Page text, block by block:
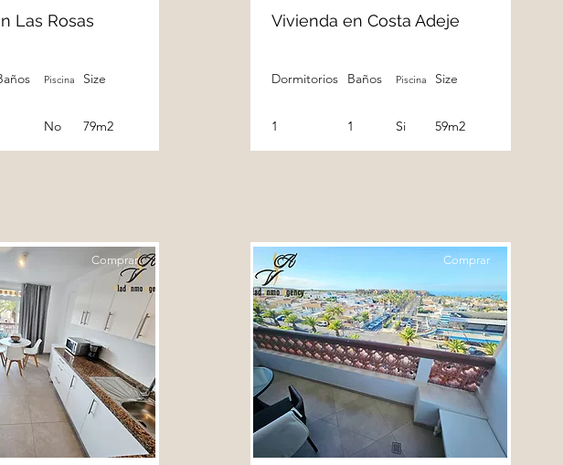
Las Rosas
Piscina Size
No 79m2
Comprar
Vivienda en Costa Adeje
Dormitorios Baños Piscina Size
1 1 Si 59m2
Comprar